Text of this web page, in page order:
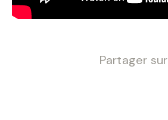
Partager sur